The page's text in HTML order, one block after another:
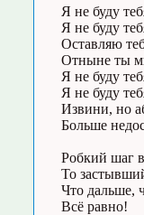
Я не буду
Я не буду
Оставляю
Отныне ты
Я не буду
Я не буду
Извини, но
Больше
Робкий шаг
То
Что дальше,
Всё равно!